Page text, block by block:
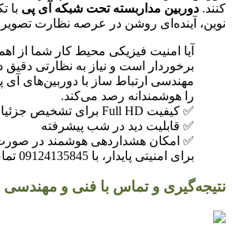
کنند. دوربین مداربسته تحت شبکه آی پی با
نوین، آینده‌ای روشن در عرصه نظارت
آیا امنیت فیزیکی محیط کار شما از
برخوردار است و نیاز به نظارتی دقیق
مهندسی ارتباط ساز با دوربین‌های
را هوشمندانه رصد می‌کند.
✅ کیفیت Full HD برای تشخیص جزئیات دقیق
✅ قابلیت دید در شب پیشرفته
✅ امکان هشداردهی هوشمند در
برای امنیتی پایدار، با 09124135845 تماس بگیرید!
نتیجه‌گیری و تماس با فنی و مهندسی